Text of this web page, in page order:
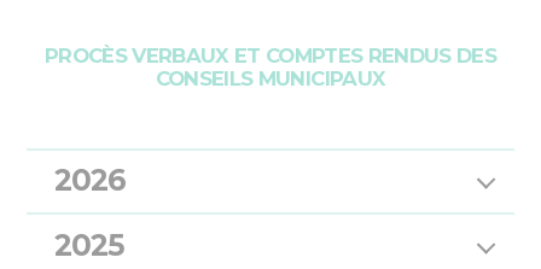
PROCÈS VERBAUX ET COMPTES RENDUS DES
CONSEILS MUNICIPAUX
2026
2025